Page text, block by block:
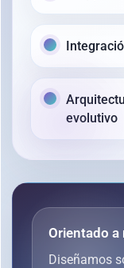
evolutivo
Orientado a
Diseñamos